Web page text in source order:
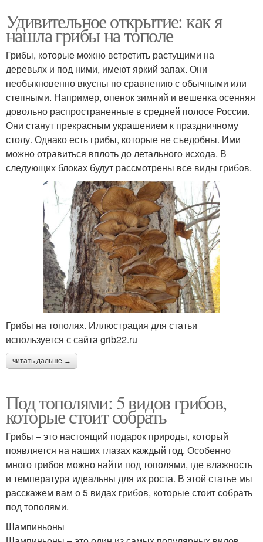
Удивительное открытие: как я
нашла грибы на тополе
Грибы, которые можно встретить растущими на
деревьях и под ними, имеют яркий запах. Они
необыкновенно вкусны по сравнению с обычными или
степными. Например, опенок зимний и вешенка осенняя
довольно распространенные в средней полосе России.
Они станут прекрасным украшением к праздничному
столу. Однако есть грибы, которые не съедобны. Ими
можно отравиться вплоть до летального исхода. В
следующих блоках будут рассмотрены все виды грибов.
Грибы на тополях. Иллюстрация для статьи
используется с сайта grib22.ru
читать дальше →
Под тополями: 5 видов грибов,
которые стоит собрать
Грибы – это настоящий подарок природы, который
появляется на наших глазах каждый год. Особенно
много грибов можно найти под тополями, где влажность
и температура идеальны для их роста. В этой статье мы
расскажем вам о 5 видах грибов, которые стоит собрать
под тополями.
Шампиньоны